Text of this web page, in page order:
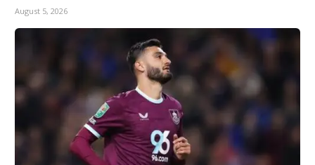
August 5, 2026